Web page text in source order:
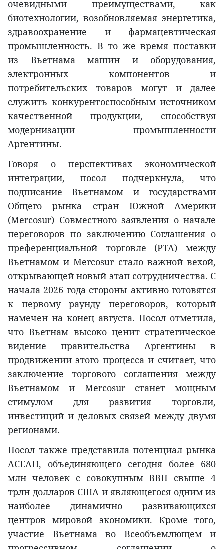
очевидными преимуществами, как
биотехнологии, возобновляемая энергетика,
здравоохранение и фармацевтическая
промышленность. В то же время поставки
из Вьетнама машин и оборудования,
электронных компонентов и
потребительских товаров могут и далее
служить конкурентоспособным источником
качественной продукции, способствуя
модернизации промышленности
Аргентины.
Говоря о перспективах экономической
интеграции, посол подчеркнула, что
подписание Вьетнамом и государствами
Общего рынка стран Южной Америки
(Mercosur) Совместного заявления о начале
переговоров по заключению Соглашения о
преференциальной торговле (PTA) между
Вьетнамом и Mercosur стало важной вехой,
открывающей новый этап сотрудничества. С
начала 2026 года стороны активно готовятся
к первому раунду переговоров, который
намечен на конец августа. Посол отметила,
что Вьетнам высоко ценит стратегическое
видение правительства Аргентины в
продвижении этого процесса и считает, что
заключение торгового соглашения между
Вьетнамом и Mercosur станет мощным
стимулом для развития торговли,
инвестиций и деловых связей между двумя
регионами.
Посол также представила потенциал рынка
АСЕАН, объединяющего сегодня более 680
млн человек с совокупным ВВП свыше 4
трлн долларов США и являющегося одним из
наиболее динамично развивающихся
центров мировой экономики. Кроме того,
участие Вьетнама во Всеобъемлющем и